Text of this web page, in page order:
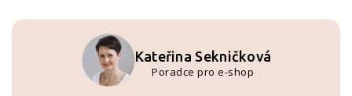
Kateřina Sekničková
Poradce pro e-shop